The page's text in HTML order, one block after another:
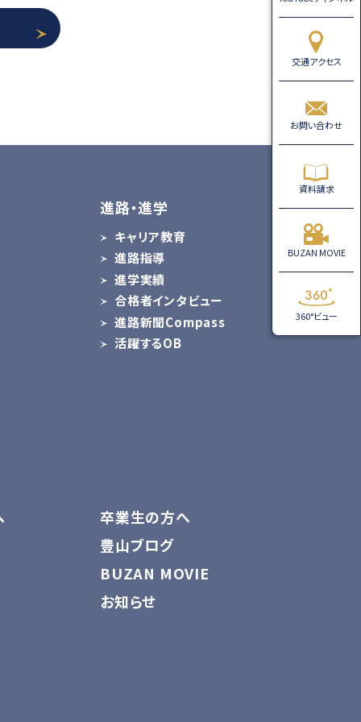
交通アクセス
お問い合わせ
資料請求
BUZAN MOVIE
360°ビュー
進路・進学
キャリア教育
進路指導
進学実績
合格者インタビュー
進路新聞Compass
活躍するOB
卒業生の方へ
豊山ブログ
BUZAN MOVIE
お知らせ